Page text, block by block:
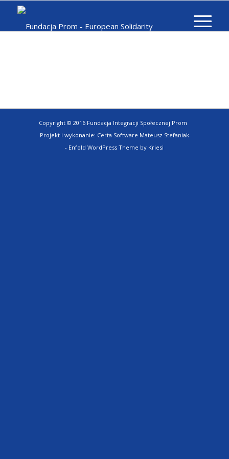
Copyright © 2016 Fundacja Integracji Społecznej Prom
Projekt i wykonanie: Certa Software Mateusz Stefaniak
- Enfold WordPress Theme by Kriesi